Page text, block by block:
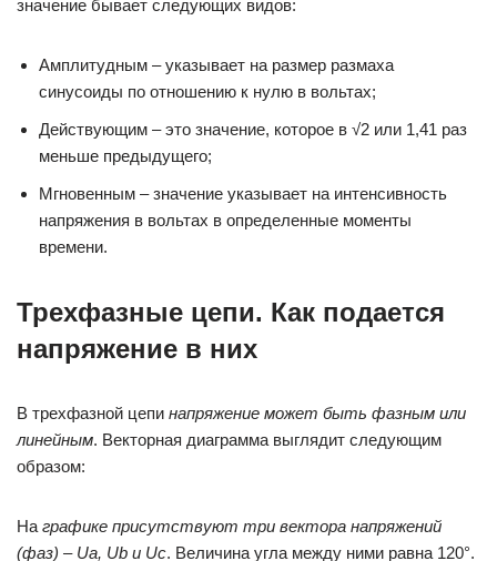
значение бывает следующих видов:
Амплитудным – указывает на размер размаха
синусоиды по отношению к нулю в вольтах;
Действующим – это значение, которое в √2 или 1,41 раз
меньше предыдущего;
Мгновенным – значение указывает на интенсивность
напряжения в вольтах в определенные моменты
времени.
Трехфазные цепи. Как подается
напряжение в них
В трехфазной цепи напряжение может быть фазным или
линейным. Векторная диаграмма выглядит следующим
образом:
На графике присутствуют три вектора напряжений
(фаз) – Uа, Ub и Uс. Величина угла между ними равна 120°.